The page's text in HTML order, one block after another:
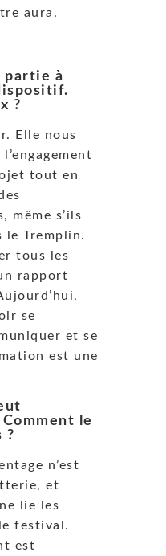
aura.
partie à
?
Elle nous
tout en
même s’ils
le Tremplin.
tous les
rapport
se
et se
est une
le
?
n’est
et
lie les
festival.
est